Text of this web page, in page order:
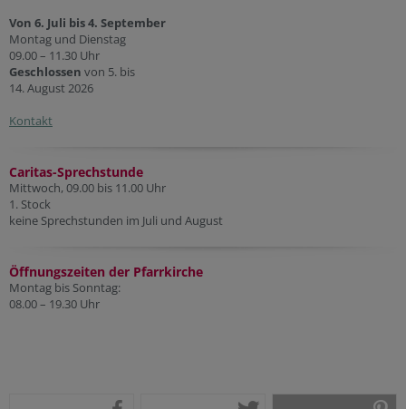
Von 6. Juli bis 4. September
Montag und Dienstag
09.00 – 11.30 Uhr
Geschlossen von 5. bis
14. August 2026
Kontakt
Caritas-Sprechstunde
Mittwoch, 09.00 bis 11.00 Uhr
1. Stock
keine Sprechstunden im Juli und August
Öffnungszeiten der Pfarrkirche
Montag bis Sonntag:
08.00 – 19.30 Uhr